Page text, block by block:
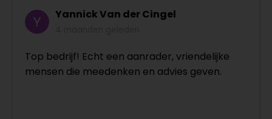
Yannick Van der Cingel
Top bedrijf! Echt een aanrader, vriendelijke
mensen die meedenken en advies geven.